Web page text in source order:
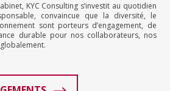
KYC Consulting s’investit au quotidien
convaincue que la diversité, le
sont porteurs d’engagement, de
durable pour nos collaborateurs, nos